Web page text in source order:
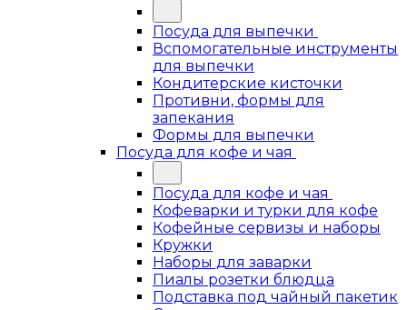
Посуда для выпечки
Вспомогательные инструменты
для выпечки
Кондитерские кисточки
Противни, формы для
запекания
Формы для выпечки
Посуда для кофе и чая
Посуда для кофе и чая
Кофеварки и турки для кофе
Кофейные сервизы и наборы
Кружки
Наборы для заварки
Пиалы розетки блюдца
Подставка под чайный пакетик